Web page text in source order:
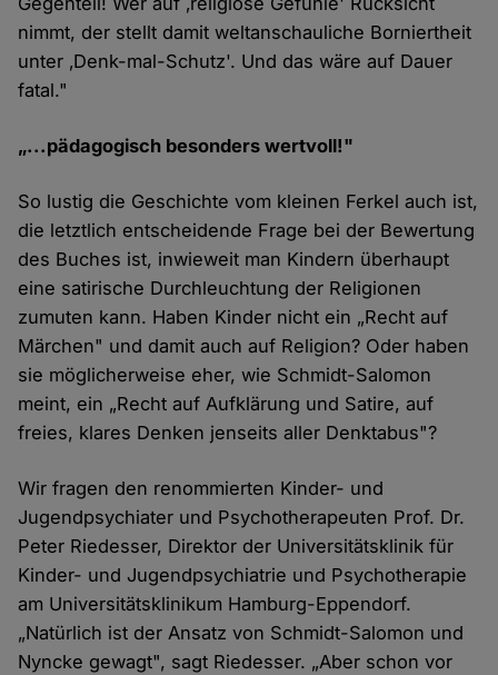
nimmt, der stellt damit weltanschauliche Borniertheit
unter ‚Denk-mal-Schutz'. Und das wäre auf Dauer
fatal."
„...pädagogisch besonders wertvoll!"
So lustig die Geschichte vom kleinen Ferkel auch ist,
die letztlich entscheidende Frage bei der Bewertung
des Buches ist, inwieweit man Kindern überhaupt
eine satirische Durchleuchtung der Religionen
zumuten kann. Haben Kinder nicht ein „Recht auf
Märchen" und damit auch auf Religion? Oder haben
sie möglicherweise eher, wie Schmidt-Salomon
meint, ein „Recht auf Aufklärung und Satire, auf
freies, klares Denken jenseits aller Denktabus"?
Wir fragen den renommierten Kinder- und
Jugendpsychiater und Psychotherapeuten Prof. Dr.
Peter Riedesser, Direktor der Universitätsklinik für
Kinder- und Jugendpsychiatrie und Psychotherapie
am Universitätsklinikum Hamburg-Eppendorf.
„Natürlich ist der Ansatz von Schmidt-Salomon und
Nyncke gewagt", sagt Riedesser. „Aber schon vor